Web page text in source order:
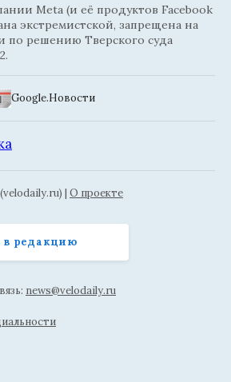
Meta (и её продуктов Facebook
экстремистской, запрещена на
по решению Тверского суда
Google.Новости
| О проекте
в редакцию
news@velodaily.ru